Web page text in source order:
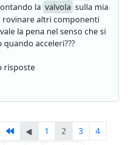
la valvola sulla mia
rovinare altri componenti
la pena nel senso che si
acceleri???
risposte
1 2 3
4